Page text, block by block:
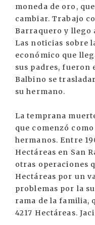
moneda de oro,
cambiar. Trabajo
Barraquero y llego
Las noticias sobre
económico que
sus padres, fueron
Balbino se
su hermano.
La temprana
que comenzó
hermanos. Entre
Hectáreas en San
otras operaciones
Hectáreas por un
problemas por la
rama de la familia,
4217 Hectáreas.